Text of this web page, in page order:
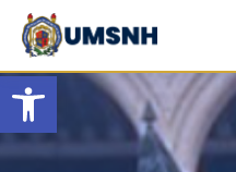
Open toolbar
Skip
content